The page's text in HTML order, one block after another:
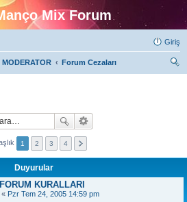
Mix Forum
Giriş
MODERATOR
Forum Cezaları
1 2 3 4
Duyurular
KURALLARI
« Pzr Tem 24, 2005 14:59 pm